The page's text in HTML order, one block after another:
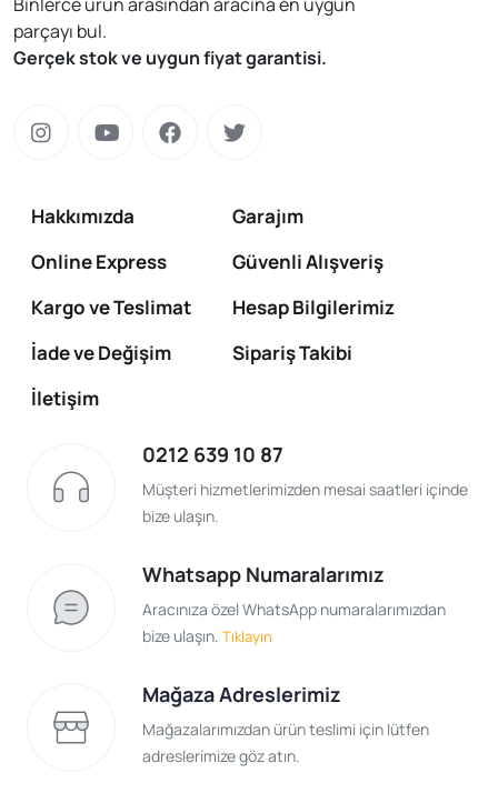
parçayı bul.
Gerçek stok ve uygun fiyat garantisi.
Hakkımızda
Garajım
Online Express
Güvenli Alışveriş
Kargo ve Teslimat
Hesap Bilgilerimiz
İade ve Değişim
Sipariş Takibi
İletişim
0212 639 10 87
Müşteri hizmetlerimizden mesai saatleri içinde
bize ulaşın.
Whatsapp Numaralarımız
Aracınıza özel WhatsApp numaralarımızdan
bize ulaşın. Tıklayın
Mağaza Adreslerimiz
Mağazalarımızdan ürün teslimi için lütfen
adreslerimize göz atın.